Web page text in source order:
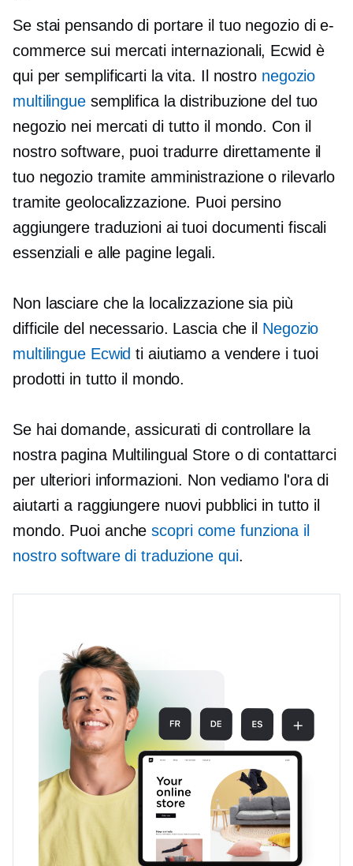
Se stai pensando di portare il tuo negozio di e-
commerce sui mercati internazionali, Ecwid è
qui per semplificarti la vita. Il nostro negozio
multilinguesemplifica la distribuzione del tuo
negozio nei mercati di tutto il mondo. Con il
nostro software, puoi tradurre direttamente il
tuo negozio tramite amministrazione o rilevarlo
tramite geolocalizzazione. Puoi persino
aggiungere traduzioni ai tuoi documenti fiscali
essenziali e alle pagine legali.
Non lasciare che la localizzazione sia più
difficile del necessario. Lascia che il Negozio
multilingue Ecwid ti aiutiamo a vendere i tuoi
prodotti in tutto il mondo.
Se hai domande, assicurati di controllare la
nostra pagina Multilingual Store o di contattarci
per ulteriori informazioni. Non vediamo l'ora di
aiutarti a raggiungere nuovi pubblici in tutto il
mondo. Puoi anchescopri come funziona il
nostro software di traduzione qui.